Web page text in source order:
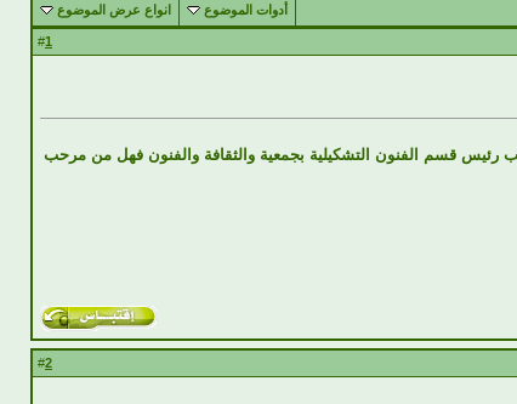
أدوات الموضوع انواع عرض الموضوع
1
رئيس قسم الفنون التشكيلية بجمعية والثقافة والفنون فهل من مرحب
2